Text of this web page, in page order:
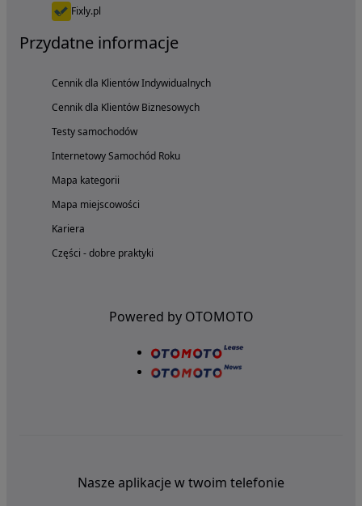
Fixly.pl
Przydatne informacje
Cennik dla Klientów Indywidualnych
Cennik dla Klientów Biznesowych
Testy samochodów
Internetowy Samochód Roku
Mapa kategorii
Mapa miejscowości
Kariera
Części - dobre praktyki
Powered by OTOMOTO
Nasze aplikacje w twoim telefonie